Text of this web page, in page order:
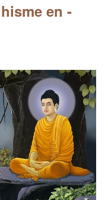
en -